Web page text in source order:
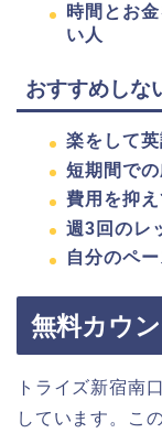
時間とお
い人
おすすめしな
楽をして
短期間で
費用を抑
週3回のレ
自分のペ
無料カウ
トライズ新宿南
しています。こ